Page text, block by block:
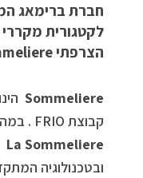
חברת ברימאג
לקטגורית מקררי
הצרפתי La Sommeliere (לה סמולייר) מבית FRIO, המתמחה בפתרונות קירור ואחסון יינות.
Sommeliere
קבוצת FRIO . במהלך 2023 צפויים להגיע מותגים נוספים המובילים בקטגוריית מקררי יין. המותג הצרפתי
La Sommeliere
ובטכנולוגיה